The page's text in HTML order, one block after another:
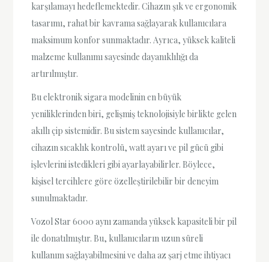
karşılamayı hedeflemektedir. Cihazın şık ve ergonomik
tasarımı, rahat bir kavrama sağlayarak kullanıcılara
maksimum konfor sunmaktadır. Ayrıca, yüksek kaliteli
malzeme kullanımı sayesinde dayanıklılığı da
artırılmıştır.
Bu elektronik sigara modelinin en büyük
yeniliklerinden biri, gelişmiş teknolojisiyle birlikte gelen
akıllı çip sistemidir. Bu sistem sayesinde kullanıcılar,
cihazın sıcaklık kontrolü, watt ayarı ve pil gücü gibi
işlevlerini istedikleri gibi ayarlayabilirler. Böylece,
kişisel tercihlere göre özelleştirilebilir bir deneyim
sunulmaktadır.
Vozol Star 6000 aynı zamanda yüksek kapasiteli bir pil
ile donatılmıştır. Bu, kullanıcıların uzun süreli
kullanım sağlayabilmesini ve daha az şarj etme ihtiyacı